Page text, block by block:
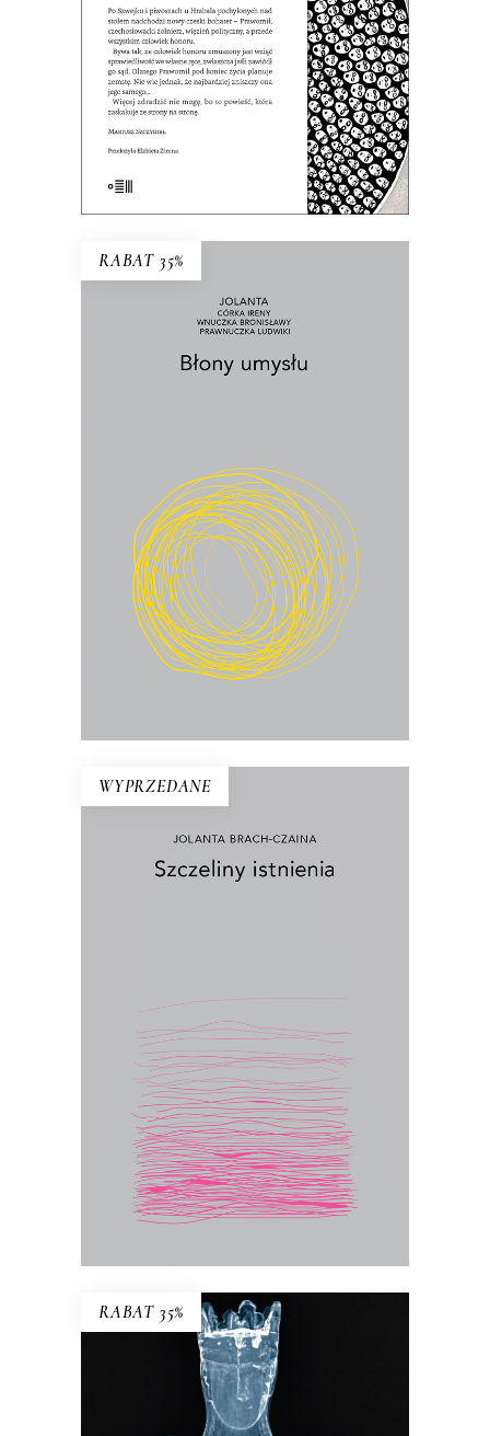
E-BOOK DO KOSZYKA
58.00zł 37.70zł
KSIĄŻKA DO KOSZYKA
RABAT 35%
w świecie, który ciągle się przeobraża?
35.00zł 22.75zł
KSIĄŻKA DO KOSZYKA
WYPRZEDANE
E-BOOK DO KOSZYKA
Brach-Czainy. Wydany po raz pierwszy
w 1992 roku esej był wielkim
wydarzeniem literackim. Zyskał miano
książki kultowej, „biblii feminizmu”.
35.00zł 17.50zł
RABAT 35%